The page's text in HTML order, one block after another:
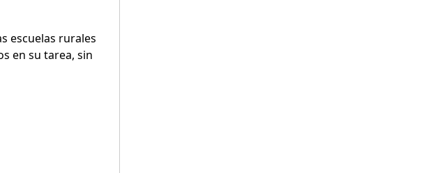
escuelas rurales
en su tarea, sin